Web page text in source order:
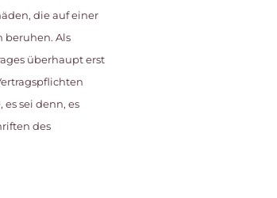
die auf einer
beruhen. Als
überhaupt erst
sei denn, es
des